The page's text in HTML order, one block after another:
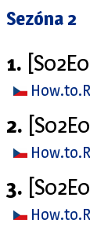
Sezóna 2
1.
2.
3.